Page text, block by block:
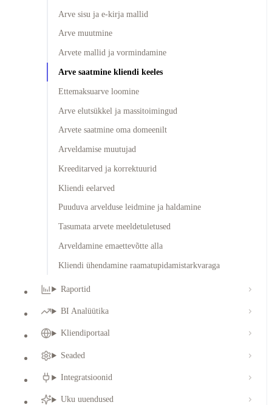
Arve sisu ja e-kirja mallid
Arve muutmine
Arvete mallid ja vormindamine
Arve saatmine kliendi keeles
Ettemaksuarve loomine
Arve elutsükkel ja massitoimingud
Arvete saatmine oma domeenilt
Arveldamise muutujad
Kreeditarved ja korrektuurid
Kliendi eelarved
Puuduva arvelduse leidmine ja haldamine
Tasumata arvete meeldetuletused
Arveldamine emaettevõtte alla
Kliendi ühendamine raamatupidamistarkvaraga
Raportid
BI Analüütika
Kliendiportaal
Seaded
Integratsioonid
Uku uuendused